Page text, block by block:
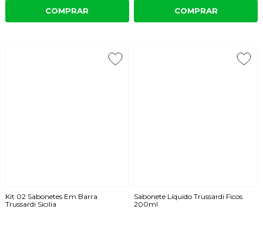
COMPRAR COMPRAR
Kit 02 Sabonetes Em Barra
Trussardi Sicilia
Sabonete Líquido Trussardi Ficos
200ml